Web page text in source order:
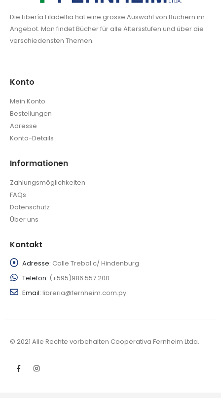
Die Libería Filadelfia hat eine grosse Auswahl von Büchern im
Angebot. Man findet Bücher für alle Altersstufen und über die
verschiedensten Themen.
Konto
Mein Konto
Bestellungen
Adresse
Konto-Details
Informationen
Zahlungsmöglichkeiten
FAQs
Datenschutz
Über uns
Kontakt
Adresse: Calle Trebol c/ Hindenburg
Telefon: (+595)986 557 200
Email: libreria@fernheim.com.py
© 2021 Alle Rechte vorbehalten Cooperativa Fernheim Ltda.